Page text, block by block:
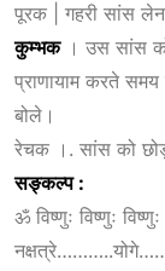
पूरक | गहरी सांस
कुम्भक। उस सांस
प्राणायाम करते समय
बोले।
रेचक ।. सांस को
सङ्कल्प :
ॐ विष्णुः विष्णुः